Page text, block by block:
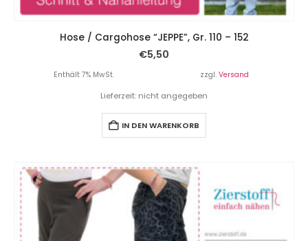
Hose / Cargohose “JEPPE”, Gr. 110 – 152
€5,50
Enthält 7% MwSt. zzgl. Versand
Lieferzeit: nicht angegeben
IN DEN WARENKORB